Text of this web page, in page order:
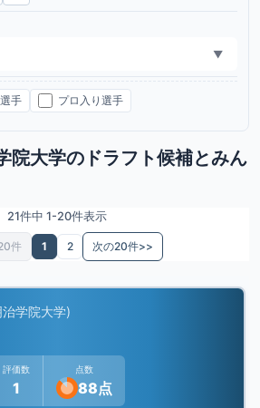
▼
手 プロ入り選手
大学のドラフト候補とみん
21件中 1-20件表示
件 1 2 次の20件>>
治学院大学)
評価数
1
点数
88点